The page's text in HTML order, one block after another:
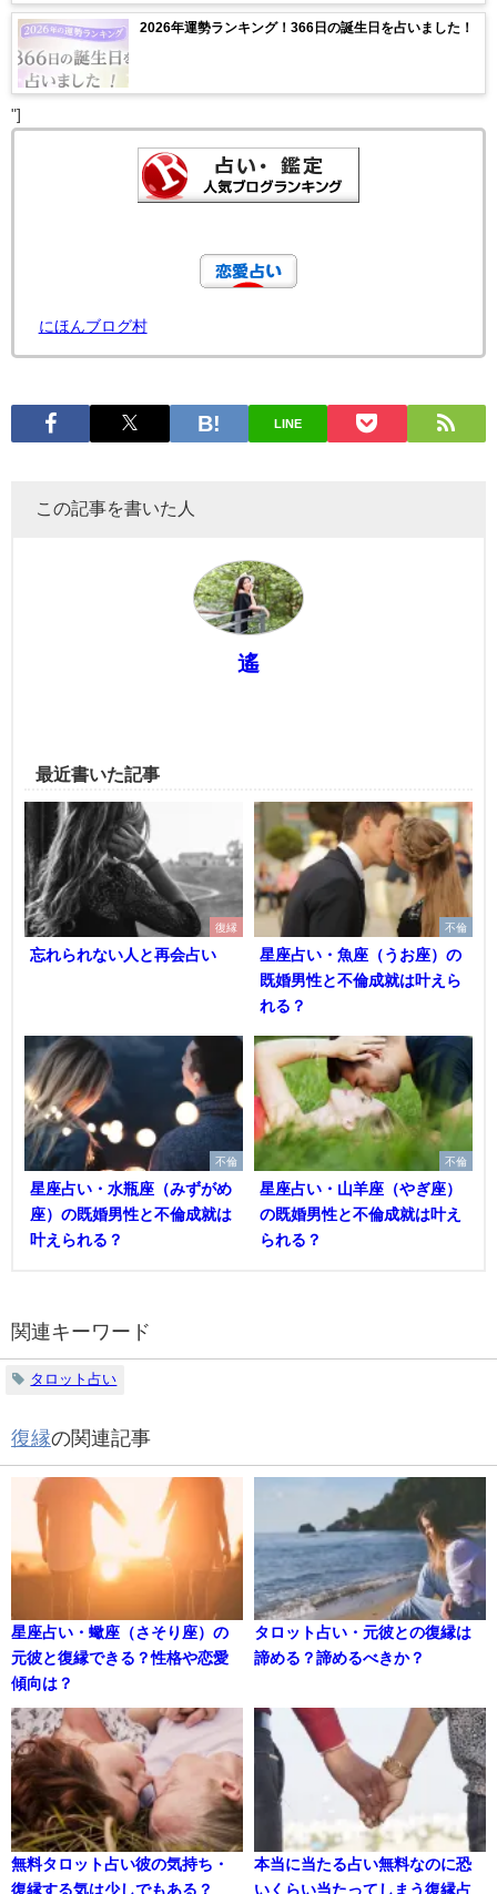
2026年運勢ランキング！366日の誕生日を占いました！
"]
にほんブログ村
LINE
この記事を書いた人
遙
最近書いた記事
復縁
忘れられない人と再会占い
不倫
星座占い・魚座（うお座）の
既婚男性と不倫成就は叶えら
れる？
不倫
星座占い・水瓶座（みずがめ
座）の既婚男性と不倫成就は
叶えられる？
不倫
星座占い・山羊座（やぎ座）
の既婚男性と不倫成就は叶え
られる？
関連キーワード
タロット占い
復縁の関連記事
星座占い・蠍座（さそり座）の
元彼と復縁できる？性格や恋愛
傾向は？
タロット占い・元彼との復縁は
諦める？諦めるべきか？
無料タロット占い彼の気持ち・
復縁する気は少しでもある？
本当に当たる占い無料なのに恐
いくらい当たってしまう復縁占